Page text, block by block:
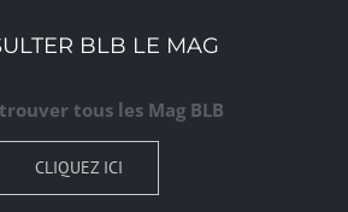
BLB LE MAG
tous les Mag BLB
CLIQUEZ ICI